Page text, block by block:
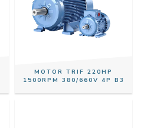
MOTOR TRIF 220HP
1500RPM 380/660V 4P B3